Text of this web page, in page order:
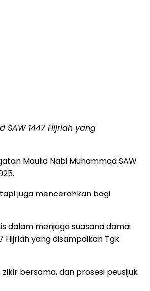
SAW 1447 Hijriah yang
Maulid Nabi Muhammad SAW
juga mencerahkan bagi
dalam menjaga suasana damai
Hijriah yang disampaikan Tgk.
bersama, dan prosesi peusijuk